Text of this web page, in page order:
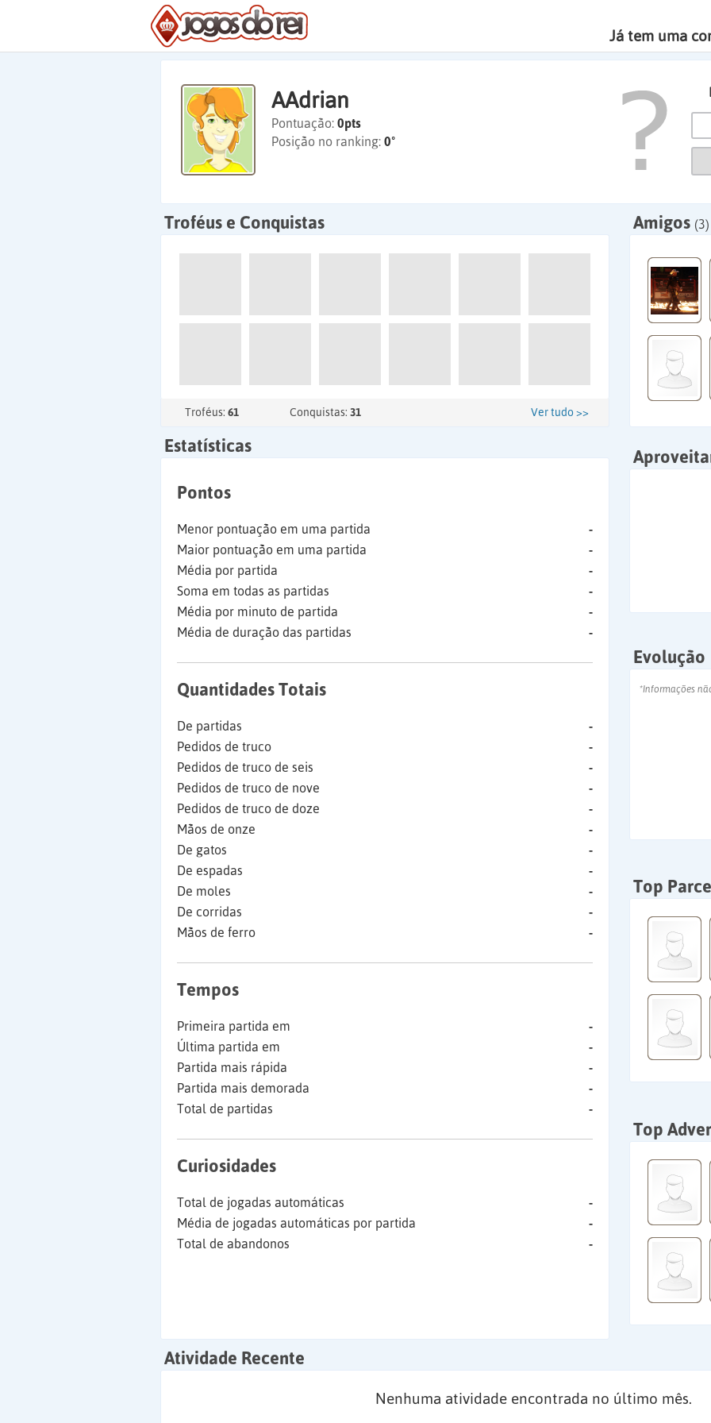
Já tem uma
AAdrian
Pontuação: 0pts
Posição no ranking: 0º
Troféus e Conquistas
Troféus: 61 Conquistas: 31 Ver tudo >>
Amigos (3)
Estatísticas
Pontos
Menor pontuação em uma partida
-
Maior pontuação em uma partida
-
Média por partida
-
Soma em todas as partidas
-
Média por minuto de partida
-
Média de duração das partidas
-
Quantidades Totais
De partidas
-
Pedidos de truco
-
Pedidos de truco de seis
-
Pedidos de truco de nove
-
Pedidos de truco de doze
-
Mãos de onze
-
De gatos
-
De espadas
-
De moles
-
De corridas
-
Mãos de ferro
-
Tempos
Primeira partida em
-
Última partida em
-
Partida mais rápida
-
Partida mais demorada
-
Total de partidas
-
Curiosidades
Total de jogadas automáticas
-
Média de jogadas automáticas por partida
-
Total de abandonos
-
Evolução
*Informações
Top
Top
Atividade Recente
Nenhuma atividade encontrada no último mês.